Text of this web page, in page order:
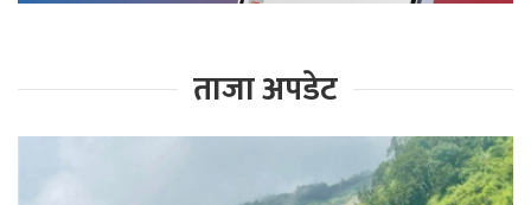
ताजा अपडेट